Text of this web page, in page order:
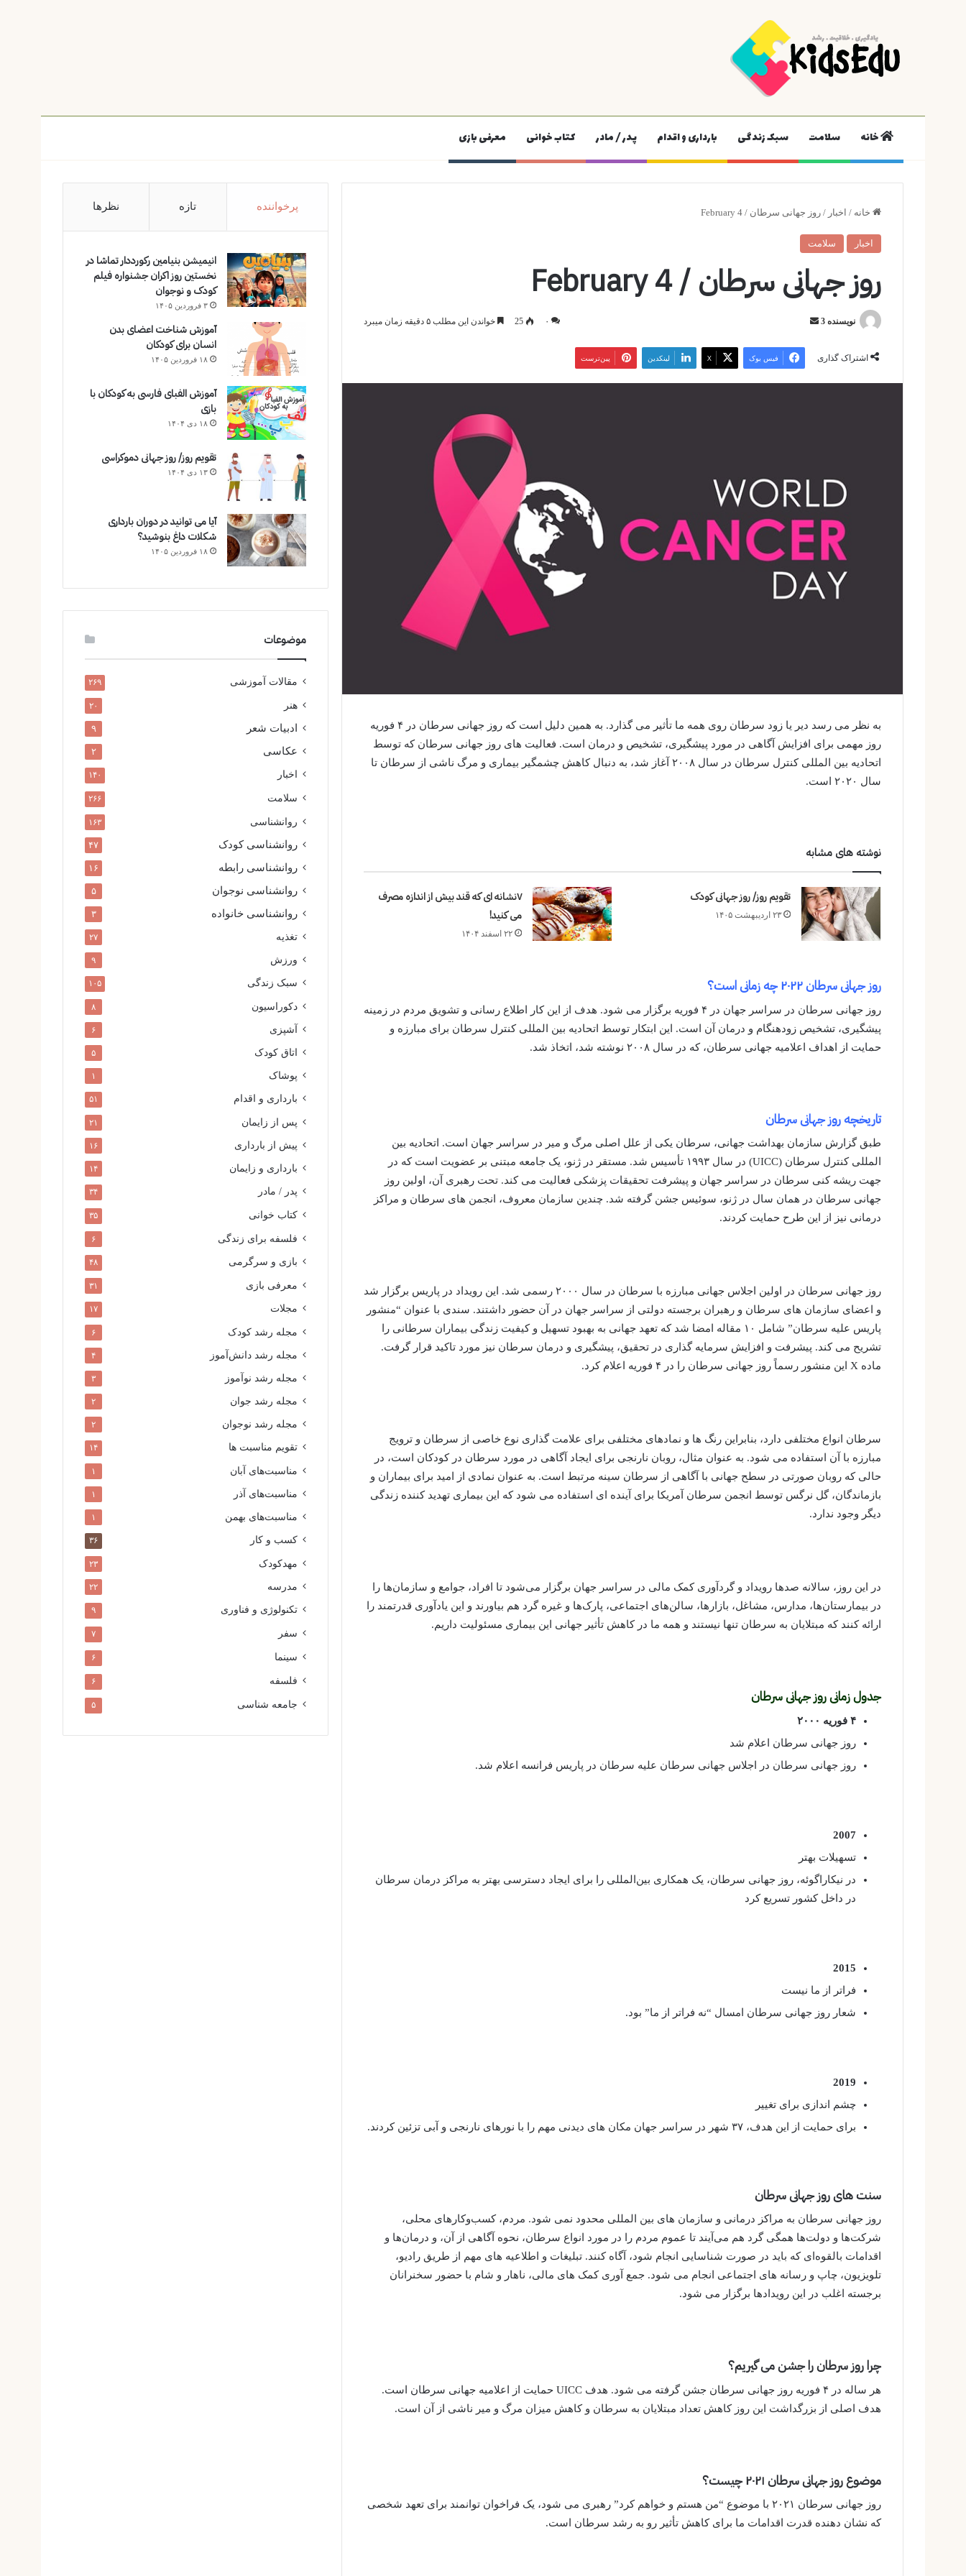
خانه سلامت سبک زندگی بارداری و اقدام پدر / مادر کتاب خوانی معرفی بازی
خانه / اخبار / روز جهانی سرطان / February 4
اخبار سلامت
روز جهانی سرطان / February 4
نویسنده 3
ارسال
۰ 25 خواندن این مطلب ۵ دقیقه زمان میبرد
اشتراک گذاری فیس بوک X لینکدین ‫پین‌ترست
به نظر می رسد دیر یا زود سرطان روی همه ما تأثیر می گذارد. به همین دلیل است که روز جهانی سرطان در ۴ فوریه
روز مهمی برای افزایش آگاهی در مورد پیشگیری، تشخیص و درمان است. فعالیت های روز جهانی سرطان که توسط
اتحادیه بین المللی کنترل سرطان در سال ۲۰۰۸ آغاز شد، به دنبال کاهش چشمگیر بیماری و مرگ ناشی از سرطان تا
سال ۲۰۲۰ است.
نوشته های مشابه
تقویم روز/ روز جهانی کودک
۲۳ اردیبهشت ۱۴۰۵
۷نشانه ای که قند بیش از اندازه مصرف
می کنید!
۲۲ اسفند ۱۴۰۴
روز جهانی سرطان ۲۰۲۲ چه زمانی است؟
روز جهانی سرطان در سراسر جهان در ۴ فوریه برگزار می شود. هدف از این کار اطلاع رسانی و تشویق مردم در زمینه
پیشگیری، تشخیص زودهنگام و درمان آن است. این ابتکار توسط اتحادیه بین المللی کنترل سرطان برای مبارزه و
حمایت از اهداف اعلامیه جهانی سرطان، که در سال ۲۰۰۸ نوشته شد، اتخاذ شد.
تاریخچه روز جهانی سرطان
طبق گزارش سازمان بهداشت جهانی، سرطان یکی از علل اصلی مرگ و میر در سراسر جهان است. اتحادیه بین
المللی کنترل سرطان (UICC) در سال ۱۹۹۳ تأسیس شد. مستقر در ژنو، یک جامعه مبتنی بر عضویت است که در
جهت ریشه کنی سرطان در سراسر جهان و پیشرفت تحقیقات پزشکی فعالیت می کند. تحت رهبری آن، اولین روز
جهانی سرطان در همان سال در ژنو، سوئیس جشن گرفته شد. چندین سازمان معروف، انجمن های سرطان و مراکز
درمانی نیز از این طرح حمایت کردند.
روز جهانی سرطان در اولین اجلاس جهانی مبارزه با سرطان در سال ۲۰۰۰ رسمی شد. این رویداد در پاریس برگزار شد
و اعضای سازمان های سرطان و رهبران برجسته دولتی از سراسر جهان در آن حضور داشتند. سندی با عنوان “منشور
پاریس علیه سرطان” شامل ۱۰ مقاله امضا شد که تعهد جهانی به بهبود تسهیل و کیفیت زندگی بیماران سرطانی را
تشریح می کند. پیشرفت و افزایش سرمایه گذاری در تحقیق، پیشگیری و درمان سرطان نیز مورد تاکید قرار گرفت.
ماده X این منشور رسماً روز جهانی سرطان را در ۴ فوریه اعلام کرد.
سرطان انواع مختلفی دارد، بنابراین رنگ ها و نمادهای مختلفی برای علامت گذاری نوع خاصی از سرطان و ترویج
مبارزه با آن استفاده می شود. به عنوان مثال، روبان نارنجی برای ایجاد آگاهی در مورد سرطان در کودکان است، در
حالی که روبان صورتی در سطح جهانی با آگاهی از سرطان سینه مرتبط است. به عنوان نمادی از امید برای بیماران و
بازماندگان، گل نرگس توسط انجمن سرطان آمریکا برای آینده ای استفاده می شود که این بیماری تهدید کننده زندگی
دیگر وجود ندارد.
در این روز، سالانه صدها رویداد و گردآوری کمک مالی در سراسر جهان برگزار می‌شود تا افراد، جوامع و سازمان‌ها را
در بیمارستان‌ها، مدارس، مشاغل، بازارها، سالن‌های اجتماعی، پارک‌ها و غیره گرد هم بیاورند و این یادآوری قدرتمند را
ارائه کنند که مبتلایان به سرطان تنها نیستند و همه ما در کاهش تأثیر جهانی این بیماری مسئولیت داریم.
جدول زمانی روز جهانی سرطان
۴ فوریه ۲۰۰۰
روز جهانی سرطان اعلام شد
روز جهانی سرطان در اجلاس جهانی سرطان علیه سرطان در پاریس فرانسه اعلام شد.
2007
تسهیلات بهتر
در نیکاراگوئه، روز جهانی سرطان، یک همکاری بین‌المللی را برای ایجاد دسترسی بهتر به مراکز درمان سرطان
در داخل کشور تسریع کرد
2015
فراتر از ما نیست
شعار روز جهانی سرطان امسال “نه فراتر از ما” بود.
2019
چشم اندازی برای تغییر
برای حمایت از این هدف، ۳۷ شهر در سراسر جهان مکان های دیدنی مهم را با نورهای نارنجی و آبی تزئین کردند.
سنت های روز جهانی سرطان
روز جهانی سرطان به مراکز درمانی و سازمان های بین المللی محدود نمی شود. مردم، کسب‌وکارهای محلی،
شرکت‌ها و دولت‌ها همگی گرد هم می‌آیند تا عموم مردم را در مورد انواع سرطان، نحوه آگاهی از آن، و درمان‌ها و
اقدامات بالقوه‌ای که باید در صورت شناسایی انجام شود، آگاه کنند. تبلیغات و اطلاعیه های مهم از طریق رادیو،
تلویزیون، چاپ و رسانه های اجتماعی انجام می شود. جمع آوری کمک های مالی، ناهار و شام با حضور سخنرانان
برجسته اغلب در این رویدادها برگزار می شود.
چرا روز سرطان را جشن می گیریم؟
هر ساله در ۴ فوریه روز جهانی سرطان جشن گرفته می شود. هدف UICC حمایت از اعلامیه جهانی سرطان است.
هدف اصلی از بزرگداشت این روز کاهش تعداد مبتلایان به سرطان و کاهش میزان مرگ و میر ناشی از آن است.
موضوع روز جهانی سرطان ۲۰۲۱ چیست؟
روز جهانی سرطان ۲۰۲۱ با موضوع “من هستم و خواهم کرد” رهبری می شود، یک فراخوان توانمند برای تعهد شخصی
که نشان دهنده قدرت اقدامات ما برای کاهش تأثیر رو به رشد سرطان است.
پرخواننده تازه نظرها
انیمیشن بنیامین رکورددار تماشا در
نخستین روز اکران‌ جشنواره فیلم
کودک و نوجوان
۳ فروردین ۱۴۰۵
آموزش شناخت اعضای بدن
انسان برای کودکان
۱۸ فروردین ۱۴۰۵
آموزش الفبای فارسی به کودکان با
بازی
۱۸ دی ۱۴۰۴
تقویم روز/ روز جهانی دموکراسی
۱۳ دی ۱۴۰۴
آیا می توانید در دوران بارداری
شکلات داغ بنوشید؟
۱۸ فروردین ۱۴۰۵
موضوعات
مقالات آموزشی ۲۶۹
هنر ۲۰
ادبیات شعر ۹
عکاسی ۲
اخبار ۱۴۰
سلامت ۲۶۶
روانشناسی ۱۶۳
روانشناسی کودک ۴۷
روانشناسی رابطه ۱۶
روانشناسی نوجوان ۵
روانشناسی خانواده ۳
تغذیه ۲۷
ورزش ۹
سبک زندگی ۱۰۵
دکوراسیون ۸
آشپزی ۶
اتاق کودک ۵
پوشاک ۱
بارداری و اقدام ۵۱
پس از زایمان ۲۱
پیش از بارداری ۱۶
بارداری و زایمان ۱۴
پدر / مادر ۳۴
کتاب خوانی ۳۵
فلسفه برای زندگی ۶
بازی و سرگرمی ۴۸
معرفی بازی ۳۱
مجلات ۱۷
مجله رشد کودک ۶
مجله رشد دانش‌آموز ۴
مجله رشد نوآموز ۳
مجله رشد جوان ۲
مجله رشد نوجوان ۲
تقویم مناسبت ها ۱۴
مناسبت‌های آبان ۱
مناسبت‌های آذر ۱
مناسبت‌های بهمن ۱
کسب و کار ۳۶
مهدکودک ۲۳
مدرسه ۲۲
تکنولوژی و فناوری ۹
سفر ۷
سینما ۶
فلسفه ۶
جامعه شناسی ۵